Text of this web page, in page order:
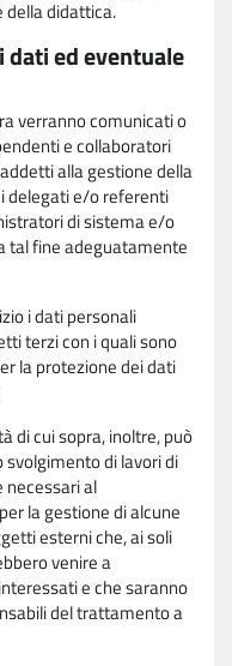
della didattica.
dati ed eventuale
verranno comunicati o
e collaboratori
alla gestione della
delegati e/o referenti
di sistema e/o
tal fine adeguatamente
i dati personali
terzi con i quali sono
la protezione dei dati
di cui sopra, inoltre, può
di lavori di
al
la gestione di alcune
esterni che, ai soli
venire a
e che saranno
del trattamento a